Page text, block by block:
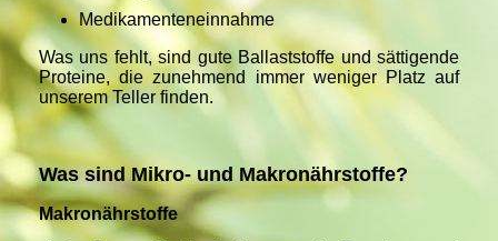
Medikamenteneinnahme
Was uns fehlt, sind gute Ballaststoffe und sättigende
Proteine, die zunehmend immer weniger Platz auf
unserem Teller finden.
Was sind Mikro- und Makronährstoffe?
Makronährstoffe